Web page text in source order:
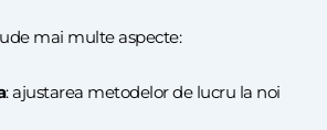
mai multe aspecte:
: ajustarea metodelor de lucru la noi